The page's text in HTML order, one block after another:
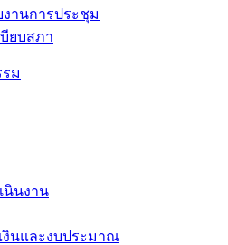
งานการประชุม
บียบสภา
ม
นินงาน
งินและงบประมาณ